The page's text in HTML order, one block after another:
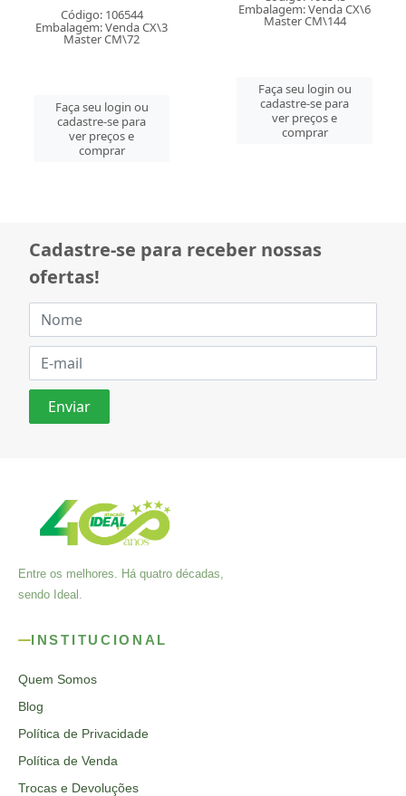
Código: 106544
Embalagem: Venda CX\3
Master CM\72
Faça seu login ou
cadastre-se para
ver preços e
comprar
Código: 106545
Embalagem: Venda CX\6
Faça seu login ou
cadastre-se para
ver preços e
Cadastre-se para receber nossas
ofertas!
Entre os melhores. Há quatro décadas,
sendo Ideal.
INSTITUCIONAL
Quem Somos
Blog
Política de Privacidade
Política de Venda
Trocas e Devoluções